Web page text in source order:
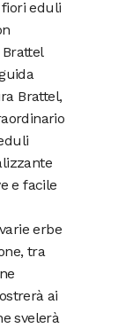
eduli
Brattel
Brattel,
e facile
erbe
tra
ai
svelerà